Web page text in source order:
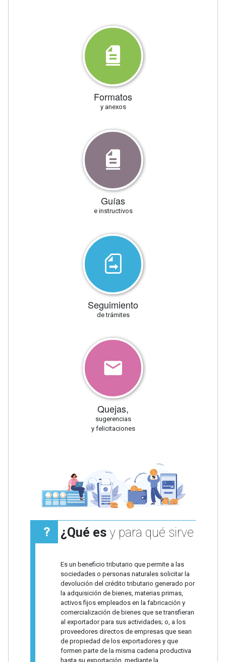
Formatos
y anexos
Guías
e instructivos
Seguimiento
de trámites
Quejas,
sugerencias
y felicitaciones
¿Qué esy para qué sirve
Es un beneficio tributario que permite a las
sociedades o personas naturales solicitar la
devolución del crédito tributario generado por
la adquisición de bienes, materias primas,
activos fijos empleados en la fabricación y
comercialización de bienes que se transfieran
al exportador para sus actividades; o, a los
proveedores directos de empresas que sean
de propiedad de los exportadores y que
formen parte de la misma cadena productiva
hasta su exportación, mediante la